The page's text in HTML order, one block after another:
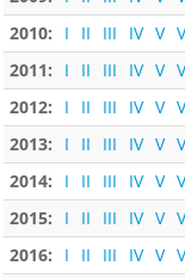
2010:
I II III IV V
2011:
I II III IV V
2012:
I II III IV V
2013:
I II III IV V
2014:
I II III IV V
2015:
I II III IV V
2016:
I II III IV V